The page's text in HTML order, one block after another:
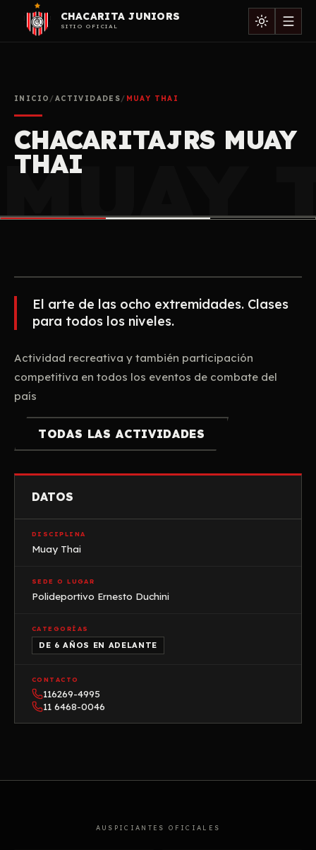
CHACARITA JUNIORS
SITIO OFICIAL
MUAY
INICIO /ACTIVIDADES/ MUAY THAI
CHACARITAJRS MUAY
THAI
El arte de las ocho extremidades. Clases
para todos los niveles.
Actividad recreativa y también participación
competitiva en todos los eventos de combate del
país
TODAS LAS ACTIVIDADES
DATOS
DISCIPLINA
Muay Thai
SEDE O LUGAR
Polideportivo Ernesto Duchini
CATEGORÍAS
DE 6 AÑOS EN ADELANTE
CONTACTO
116269-4995
11 6468-0046
AUSPICIANTES OFICIALES